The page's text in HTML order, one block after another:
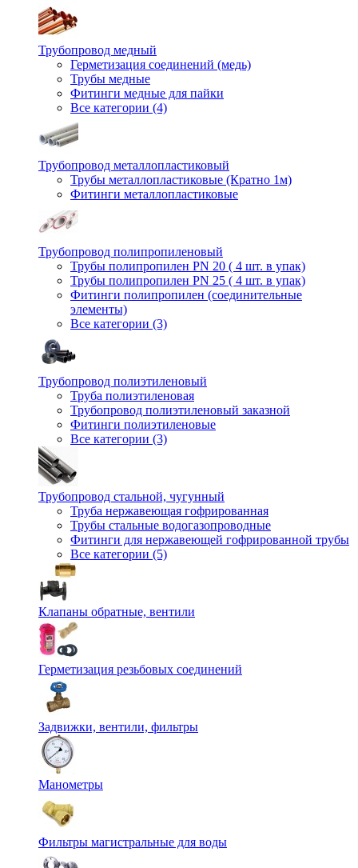
Трубопровод медный
Герметизация соединений (медь)
Трубы медные
Фитинги медные для пайки
Все категории (4)
Трубопровод металлопластиковый
Трубы металлопластиковые (Кратно 1м)
Фитинги металлопластиковые
Трубопровод полипропиленовый
Трубы полипропилен PN 20 ( 4 шт. в упак)
Трубы полипропилен PN 25 ( 4 шт. в упак)
Фитинги полипропилен (cоединительные
элементы)
Все категории (3)
Трубопровод полиэтиленовый
Труба полиэтиленовая
Трубопровод полиэтиленовый заказной
Фитинги полиэтиленовые
Все категории (3)
Трубопровод стальной, чугунный
Труба нержавеющая гофрированная
Трубы стальные водогазопроводные
Фитинги для нержавеющей гофрированной трубы
Все категории (5)
Клапаны обратные, вентили
Герметизация резьбовых соединений
Задвижки, вентили, фильтры
Манометры
Фильтры магистральные для воды